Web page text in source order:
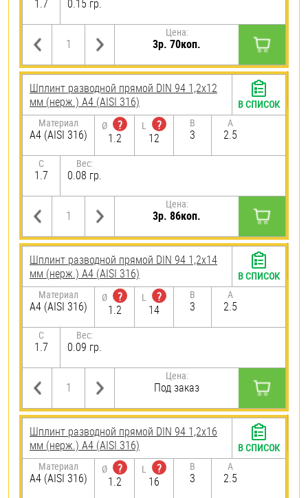
1.7 0.15 гр.
Цена:
3р. 70коп.
Шплинт разводной прямой DIN 94 1,2х12
мм (нерж.) A4 (AISI 316)
Материал
A4 (AISI 316)
Ø
?
1.2
L
?
12
B
3
A
2.5
C
1.7
Вес:
0.08 гр.
Цена:
3р. 86коп.
В СПИСОК
Шплинт разводной прямой DIN 94 1,2х14
мм (нерж.) A4 (AISI 316)
Материал
A4 (AISI 316)
Ø
?
1.2
L
?
14
B
3
A
2.5
C
1.7
Вес:
0.09 гр.
Цена:
Под заказ
В СПИСОК
Шплинт разводной прямой DIN 94 1,2х16
мм (нерж.) A4 (AISI 316)
Материал
A4 (AISI 316)
Ø
?
1.2
L
?
16
B
3
A
2.5
В СПИСОК